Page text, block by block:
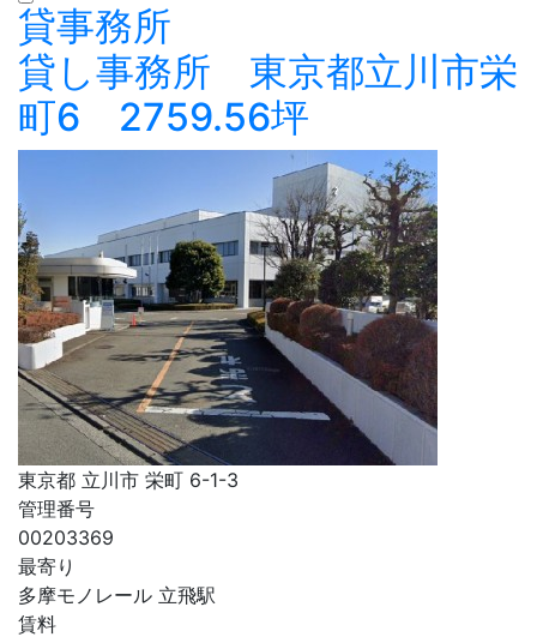
貸事務所
貸し事務所 東京都立川市栄
町6 2759.56坪
東京都 立川市 栄町 6-1-3
管理番号
00203369
最寄り
多摩モノレール 立飛駅
賃料